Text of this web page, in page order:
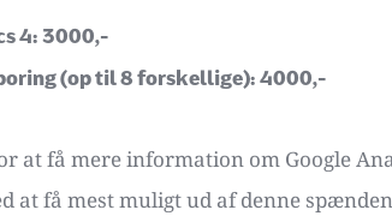
4: 3000,-
(op til 8 forskellige): 4000,-
at få mere information om Google
at få mest muligt ud af denne